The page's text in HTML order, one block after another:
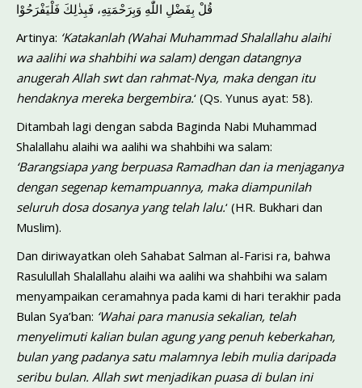
قُلْ بِفَضْلِ اللّٰهِ وَبِرَحْمَتِهِ، فَبِذٰلِكَ فَلْيَفْرَحُوْا
Artinya: ‘Katakanlah (Wahai Muhammad Shalallahu alaihi
wa aalihi wa shahbihi wa salam) dengan datangnya
anugerah Allah swt dan rahmat-Nya, maka dengan itu
hendaknya mereka bergembira.‘ (Qs. Yunus ayat: 58).
Ditambah lagi dengan sabda Baginda Nabi Muhammad
Shalallahu alaihi wa aalihi wa shahbihi wa salam:
‘Barangsiapa yang berpuasa Ramadhan dan ia menjaganya
dengan segenap kemampuannya, maka diampunilah
seluruh dosa­ dosanya yang telah lalu.‘ (HR. Bukhari dan
Muslim).
Dan diriwayatkan oleh Sahabat Salman al-Farisi ra, bahwa
Rasulullah Shalallahu alaihi wa aalihi wa shahbihi wa salam
menyampaikan ceramahnya pada kami di hari terakhir pada
Bulan Sya’ban: ‘Wahai para manusia sekalian, telah
menyelimuti kalian bulan agung yang penuh keberkahan,
bulan yang padanya satu malamnya lebih mulia daripada
seribu bulan. Allah swt menjadikan puasa di bulan ini